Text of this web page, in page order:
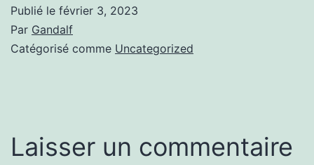
Publié le février 3, 2023
Par Gandalf
Catégorisé comme Uncategorized
Laisser un commentaire